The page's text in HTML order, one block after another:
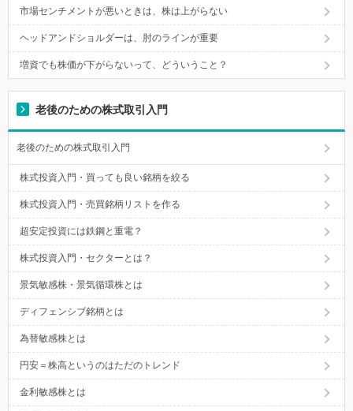
市場センチメントが悪いときは、株は上がらない
ヘッドアンドショルダーは、肘のラインが重要
増資でも株価が下がらないって、どういうこと？
老後のための株式取引入門
老後のための株式取引入門
株式投資入門・買っても良い銘柄を絞る
株式投資入門・売買銘柄リストを作る
超安定投資には鉄鋼と重電？
株式投資入門・セクターとは？
景気敏感株・景気循環株とは
ディフェンシブ銘柄とは
為替敏感株とは
円安＝株高というのはただのトレンド
金利敏感株とは